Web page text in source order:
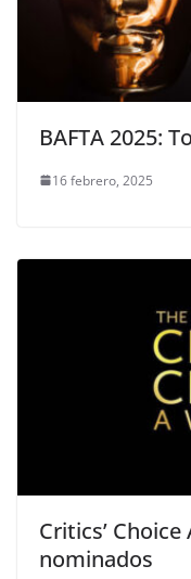
BAFTA 2025:
16 febrero, 2025
Critics’
nominados